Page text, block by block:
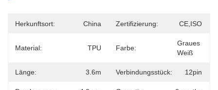
Herkunftsort: China Zertifizierung: CE,ISO
Material: TPU Farbe:
Graues
Weiß
Länge: 3.6m Verbindungsstück: 12pin